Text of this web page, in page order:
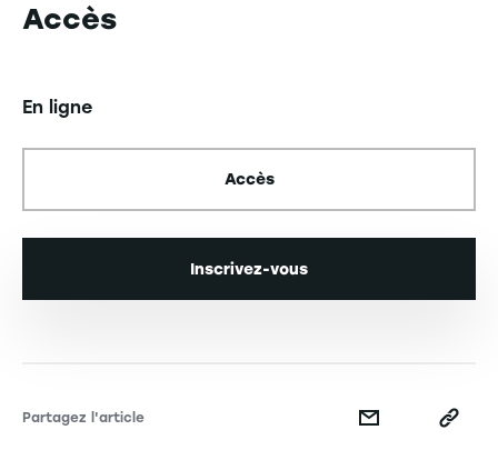
Accès
En ligne
Accès
Inscrivez-vous
Partagez l'article